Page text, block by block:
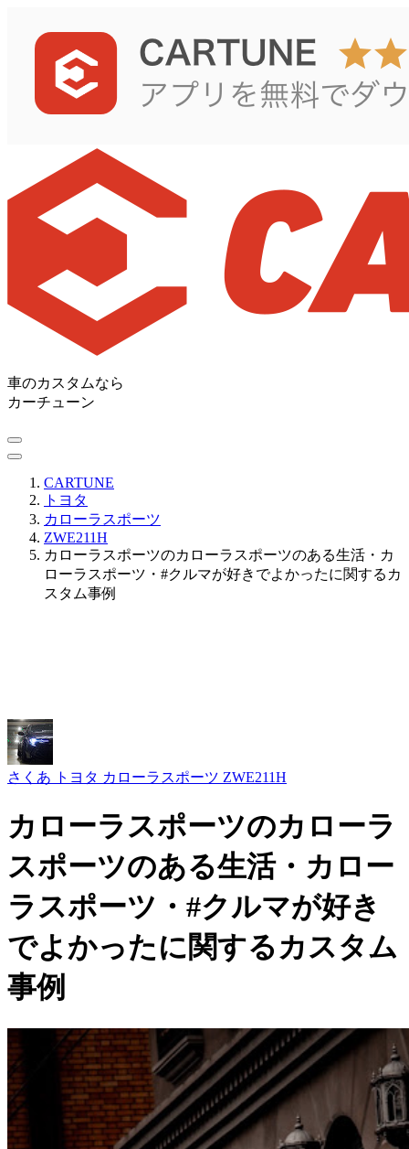
車のカスタムなら
カーチューン
CARTUNE
トヨタ
カローラスポーツ
ZWE211H
カローラスポーツのカローラスポーツのある生活・カ
ローラスポーツ・#クルマが好きでよかったに関するカ
スタム事例
さくあ トヨタ カローラスポーツ ZWE211H
カローラスポーツのカローラ
スポーツのある生活・カロー
ラスポーツ・#クルマが好き
でよかったに関するカスタム
事例